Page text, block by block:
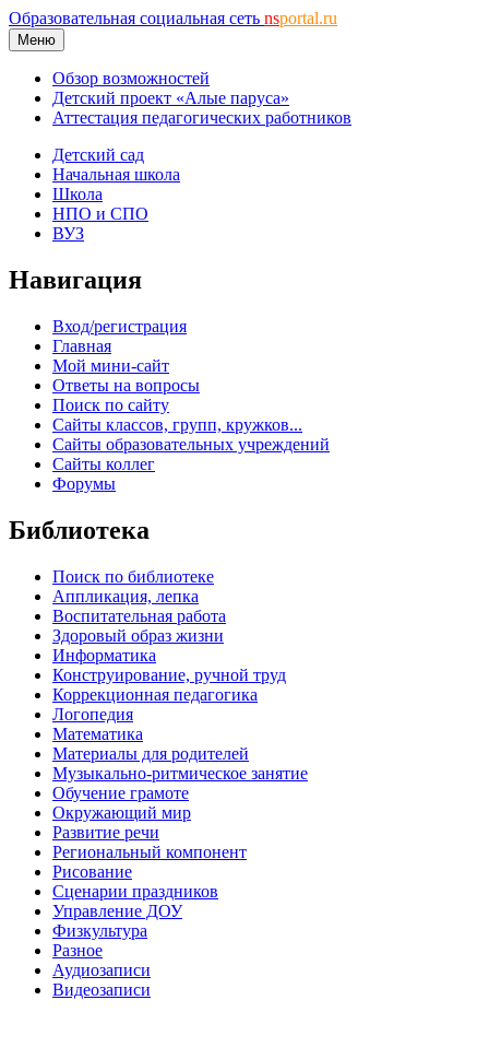
Образовательная социальная сеть nsportal.ru
Меню
Обзор возможностей
Детский проект «Алые паруса»
Аттестация педагогических работников
Детский сад
Начальная школа
Школа
НПО и СПО
ВУЗ
Навигация
Вход/регистрация
Главная
Мой мини-сайт
Ответы на вопросы
Поиск по сайту
Сайты классов, групп, кружков...
Сайты образовательных учреждений
Сайты коллег
Форумы
Библиотека
Поиск по библиотеке
Аппликация, лепка
Воспитательная работа
Здоровый образ жизни
Информатика
Конструирование, ручной труд
Коррекционная педагогика
Логопедия
Математика
Материалы для родителей
Музыкально-ритмическое занятие
Обучение грамоте
Окружающий мир
Развитие речи
Региональный компонент
Рисование
Сценарии праздников
Управление ДОУ
Физкультура
Разное
Аудиозаписи
Видеозаписи